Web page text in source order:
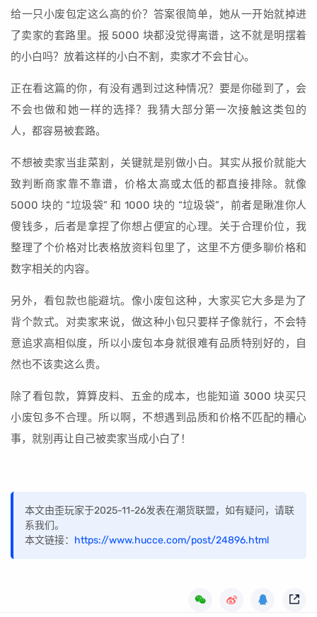
给一只小废包定这么高的价？答案很简单，她从一开始就掉进
了卖家的套路里。报 5000 块都没觉得离谱，这不就是明摆着
的小白吗？放着这样的小白不割，卖家才不会甘心。
正在看这篇的你，有没有遇到过这种情况？要是你碰到了，会
不会也做和她一样的选择？我猜大部分第一次接触这类包的
人，都容易被套路。
不想被卖家当韭菜割，关键就是别做小白。其实从报价就能大
致判断商家靠不靠谱，价格太高或太低的都直接排除。就像
5000 块的 “垃圾袋” 和 1000 块的 “垃圾袋”，前者是瞅准你人
傻钱多，后者是拿捏了你想占便宜的心理。关于合理价位，我
整理了个价格对比表格放资料包里了，这里不方便多聊价格和
数字相关的内容。
另外，看包款也能避坑。像小废包这种，大家买它大多是为了
背个款式。对卖家来说，做这种小包只要样子像就行，不会特
意追求高相似度，所以小废包本身就很难有品质特别好的，自
然也不该卖这么贵。
除了看包款，算算皮料、五金的成本，也能知道 3000 块买只
小废包多不合理。所以啊，不想遇到品质和价格不匹配的糟心
事，就别再让自己被卖家当成小白了！
本文由歪玩家于2025-11-26发表在潮货联盟，如有疑问，请联
系我们。
本文链接： https://www.hucce.com/post/24896.html